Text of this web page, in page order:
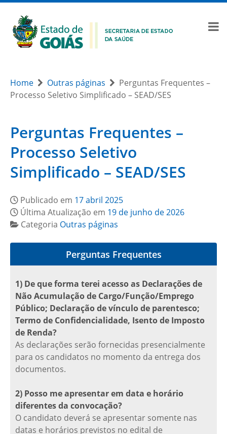
Home Outras páginas
Perguntas Frequentes –
Processo Seletivo Simplificado – SEAD/SES
Perguntas Frequentes –
Processo Seletivo
Simplificado – SEAD/SES
Publicado em 17 abril 2025
Última Atualização em 19 de junho de 2026
Categoria Outras páginas
Perguntas Frequentes
1) De que forma terei acesso as Declarações de
Não Acumulação de Cargo/Função/Emprego
Público; Declaração de vínculo de parentesco;
Termo de Confidencialidade, Isento de Imposto
de Renda?
As declarações serão fornecidas presencialmente
para os candidatos no momento da entrega dos
documentos.
2) Posso me apresentar em data e horário
diferentes da convocação?
O candidato deverá se apresentar somente nas
datas e horários previstos no edital de